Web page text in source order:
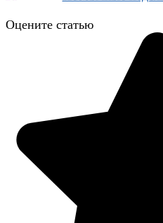
Оцените статью